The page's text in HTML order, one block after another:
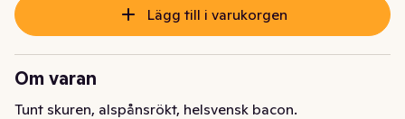
Lägg till i varukorgen
Om varan
Tunt skuren, alspånsrökt, helsvensk bacon.